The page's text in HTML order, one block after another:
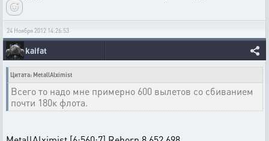
24 Ноября 2012 14:26:53
kaifat
Цитата: MetallAlximist
Всего то надо мне примерно 600 вылетов со сбиванием
почти 180к флота.